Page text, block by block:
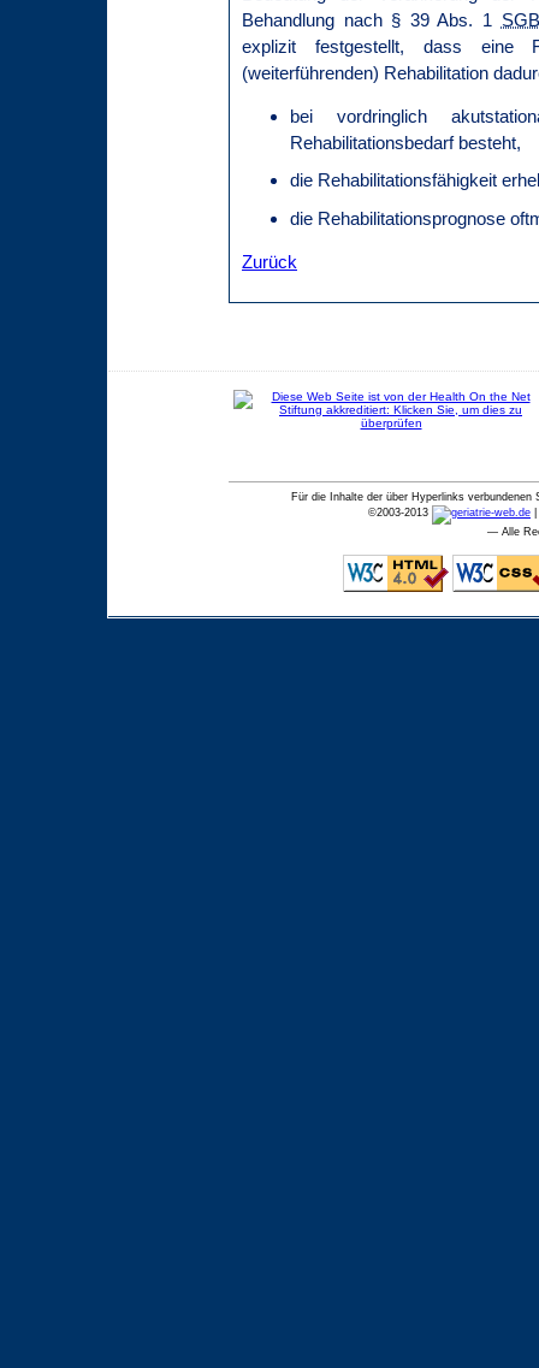
Behandlung nach § 39 Abs. 1
explizit festgestellt, dass eine
(weiterführenden) Rehabilitation
bei vordringlich
Rehabilitationsbedarf besteht,
die Rehabilitationsfähigkeit
die Rehabilitationsprognose
Zurück
Für die Inhalte der über Hyperlinks
©2003-2013
— Alle